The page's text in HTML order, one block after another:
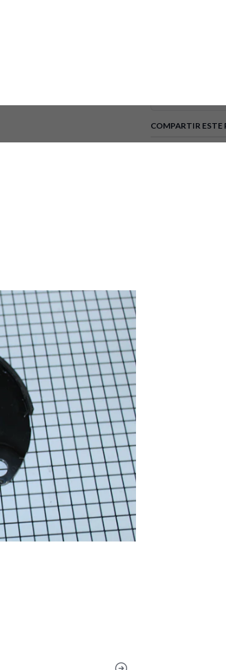
Zapatas Para
COMPARTIR